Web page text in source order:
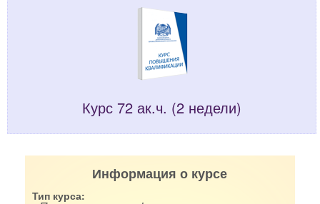
Курс 72 ак.ч. (2 недели)
Информация о курсе
Тип курса: